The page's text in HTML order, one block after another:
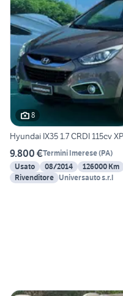
8
Hyundai IX35 1.7 CRDI 115cv
9.800 €Termini Imerese(PA)
Usato
08/2014 126000 Km
Rivenditore Universauto s.r.l